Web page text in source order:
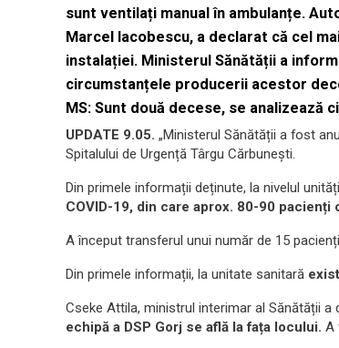
sunt ventilați manual în ambulanțe.
Marcel Iacobescu, a declarat că cel
instalației. Ministerul Sănătății a
circumstanțele producerii acestor
MS: Sunt două decese, se analizează
UPDATE 9.05. „Ministerul Sănătății a fost
Spitalului de Urgență Târgu Cărbunești.
Din primele informații deținute, la nivelul
COVID-19, din care aprox. 80-90
A început transferul unui număr de 15
Din primele informații, la unitate sanitară
Cseke Attila, ministrul interimar al Sănătății a
echipă a DSP Gorj se află la fața locului. A